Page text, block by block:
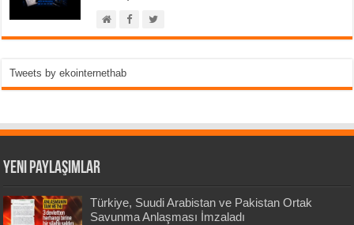
Tweets by ekointernethab
Yeni Paylaşımlar
Türkiye, Suudi Arabistan ve Pakistan Ortak
Savunma Anlaşması İmzaladı